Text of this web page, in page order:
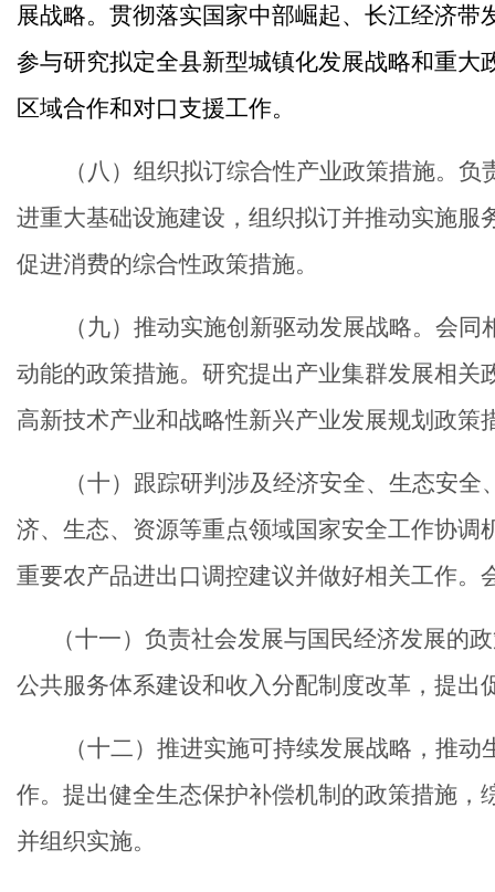
展战略。贯彻落实国家中部崛起、长江经济带
参与研究拟定全县新型城镇化发展战略和重
区域合作和对口支援工作。
（ 八 ）组织拟订综合性产业政策措施。
进重大基础设施建设，组织拟订并推动实施
促进消费的综合性政策措施。
（ 九）推动实施创新驱动发展战略。会同
动能的政策措施。研究提出产业集群发展相
高新技术产业和战略性新兴产业发展规划政
（十）跟踪研判涉及经济安全、生态安
济、生态、资源等重点领域国家安全工作协
重要农产品进出口调控建议并做好相关工作
（十一）负责社会发展与国民经济发展的
公共服务体系建设和收入分配制度改革，提
（十二）推进实施可持续发展战略，推
作。提出健全生态保护补偿机制的政策措施
并组织实施。